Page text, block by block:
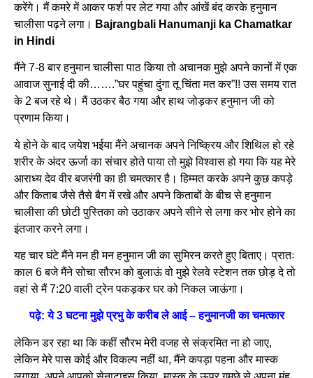
करेंगे। मैं कमरे में आकर फर्श पर लेट गया और आंखें बंद करके हनुमान
चालीसा पढ़ने लगा।
Bajrangbali Hanumanji ka Chamatkar
in Hindi
मैंने 7-8 बार हनुमान चालीसा पाठ किया तो अचानक मुझे अपने कानों में एक
आवाज सुनाई दी की…….”घर पहुंचा दुंगा तू चिंता मत कर”!! उस समय रात
के 2 बज रहे थे। मैं उठकर बैठ गया और हाथ जोड़कर हनुमान जी को
प्रणाम किया।
ये होने के बाद जयेश भईया मैंने अचानक अपने निष्क्रिय और शिथिल हो रहे
शरीर के अंदर ऊर्जा का संचार होते पाया तो मुझे विश्वास हो गया कि यह मेरे
आराध्य देव वीर बजरंगी का ही चमत्कार है। हिम्मत करके अपने कुछ कपड़े
और किताब जैसे तैसे बैग में रखे और अपने किताबों के बीच से हनुमान
चालीसा की छोटी पुस्तिका को उठाकर अपने सीने से लगा कर भोर होने का
इंतजार करने लगा।
यह चार घंटे मैंने मन ही मन हनुमान जी का सुमिरन करते हुए बिताए। प्रातः
काल 6 बजे मैंने सोचा सौरभ को बुलाऊं वो मुझे रेलवे स्टेशन तक छोड़ दे तो
वहां से मैं 7:20 वाली ट्रेन पकड़कर घर को निकल जाऊंगा।
पढ़े: ये 3 घटना मुझे प्रभु के करीब ले आई – हनुमानजी का चमत्कार
लेकिन डर रहा था कि कहीं सौरभ मेरी वजह से संक्रमित ना हो जाए,
लेकिन मेरे पास कोई और विकल्प नहीं था, मैंने कपड़ा पहना और मास्क